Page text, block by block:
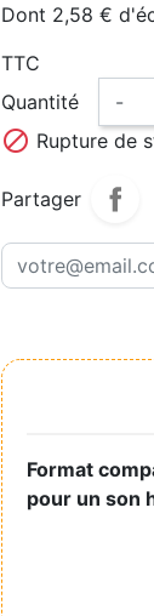
Dont 2,58 €
TTC
Quantité
-
 Rupture de
Partager
Format
pour un son